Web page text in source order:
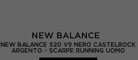
NEW BALANCE
NEW BALANCE 520 V9 NERO CASTELROCK
ARGENTO - SCARPE RUNNING UOMO